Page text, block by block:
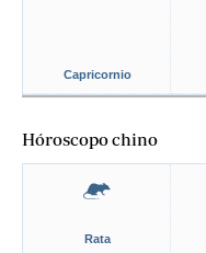
Capricornio
Hóroscopo chino
Rata